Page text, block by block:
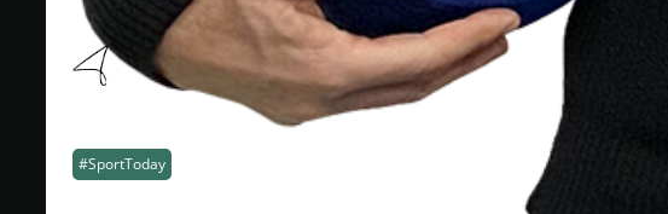
#SportToday